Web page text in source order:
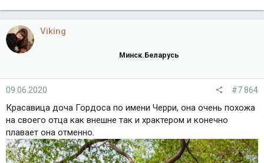
а
к
ц
и
Viking
Минск.Беларусь
09.06.2020 #7 864
Красавица доча Гордоса по имени Черри, она очень похожа
на своего отца как внешне так и храктером и конечно
плавает она отменно.